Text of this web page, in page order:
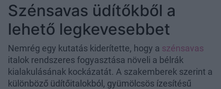
Szénsavas üdítőkből a
lehető legkevesebbet
Nemrég egy kutatás kiderítette, hogy a szénsavas
italok rendszeres fogyasztása növeli a bélrák
kialakulásának kockázatát. A szakemberek szerint a
különböző üdítőitalokból, gyümölcsös ízesítésű